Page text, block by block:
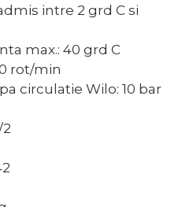
intre 2 grd C si
max.: 40 grd C
rot/min
circulatie Wilo: 10 bar